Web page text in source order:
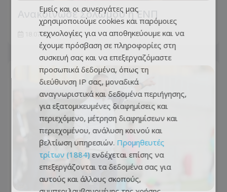
Ανακοίνωσε Σολωμού η ΕΝΠ
18.07.2026 - 10:43
Εμείς και οι συνεργάτες μας
χρησιμοποιούμε cookies και παρόμοιες
τεχνολογίες για να αποθηκεύουμε και να
έχουμε πρόσβαση σε πληροφορίες στη
συσκευή σας και να επεξεργαζόμαστε
προσωπικά δεδομένα, όπως τη
διεύθυνση IP σας, μοναδικά
αναγνωριστικά και δεδομένα περιήγησης,
για εξατομικευμένες διαφημίσεις και
περιεχόμενο, μέτρηση διαφημίσεων και
περιεχομένου, ανάλυση κοινού και
βελτίωση υπηρεσιών. Προμηθευτές
τρίτων (1884) ενδέχεται επίσης να
επεξεργάζονται τα δεδομένα σας για
αυτούς και άλλους σκοπούς,